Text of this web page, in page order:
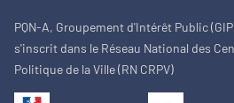
PQN-A, Groupement d'Intérêt Public
s'inscrit dans le Réseau National des
Politique de la Ville (RN CRPV)